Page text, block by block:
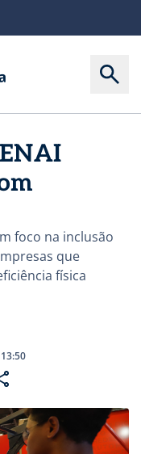
foco na inclusão
que
física